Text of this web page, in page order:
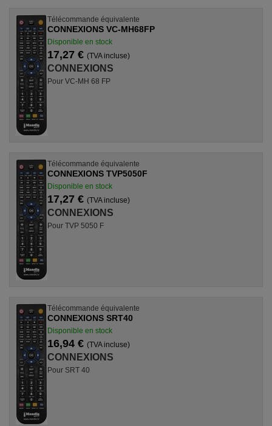
Télécommande équivalente
CONNEXIONS VC-MH68FP
Disponible en stock
17,27 € (TVA incluse)
CONNEXIONS
Pour VC-MH 68 FP
Télécommande équivalente
CONNEXIONS TVP5050F
Disponible en stock
17,27 € (TVA incluse)
CONNEXIONS
Pour TVP 5050 F
Télécommande équivalente
CONNEXIONS SRT40
Disponible en stock
16,94 € (TVA incluse)
CONNEXIONS
Pour SRT 40